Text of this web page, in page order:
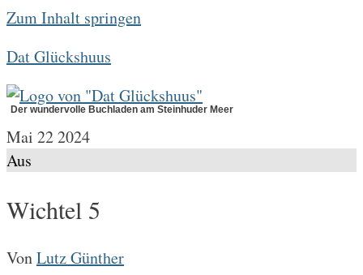
Zum Inhalt springen
Dat Glückshuus
Der wundervolle Buchladen am Steinhuder Meer
Mai 222024
Aus
Wichtel 5
VonLutz Günther